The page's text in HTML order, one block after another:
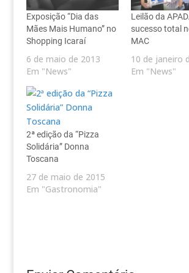
Exposição “Dia das
Mães Mais Humano” no
Shopping Icaraí
6 de maio de 2013
Em "News"
Leilão da
sucesso total
MAC
10 de janeiro
Em "News"
2ª edição da “Pizza
Solidária” Donna
Toscana
27 de maio de 2015
Em "Gastronomia"